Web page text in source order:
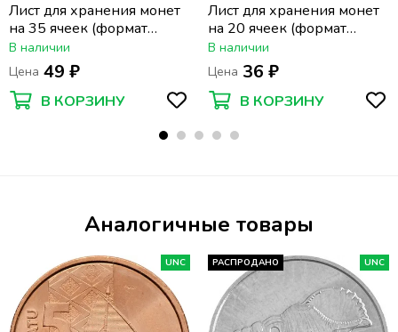
Лист для хранения монет
на 35 ячеек (формат
Optima) (200х250 мм)
В наличии
Цена 49 ₽
В КОРЗИНУ
Лист для хранения монет
на 20 ячеек (формат
Optima) (200х250 мм)
В наличии
Цена 36 ₽
В КОРЗИНУ
Аналогичные товары
UNC РАСПРОДАНО UNC